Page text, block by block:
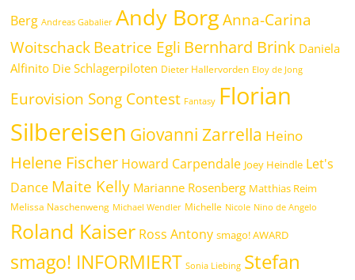
Berg Andreas Gabalier Andy Borg Anna-Carina
WoitschackBeatrice Egli Bernhard Brink Daniela
Alfinito Die Schlagerpiloten Dieter Hallervorden Eloy de Jong
Eurovision Song Contest Fantasy Florian
Silbereisen Giovanni Zarrella Heino
Helene Fischer Howard Carpendale Joey Heindle Let's
Dance Maite Kelly Marianne Rosenberg Matthias Reim
Melissa Naschenweng Michael Wendler Michelle Nicole Nino de Angelo
Roland Kaiser Ross Antony smago! AWARD
smago! INFORMIERT Sonia Liebing Stefan